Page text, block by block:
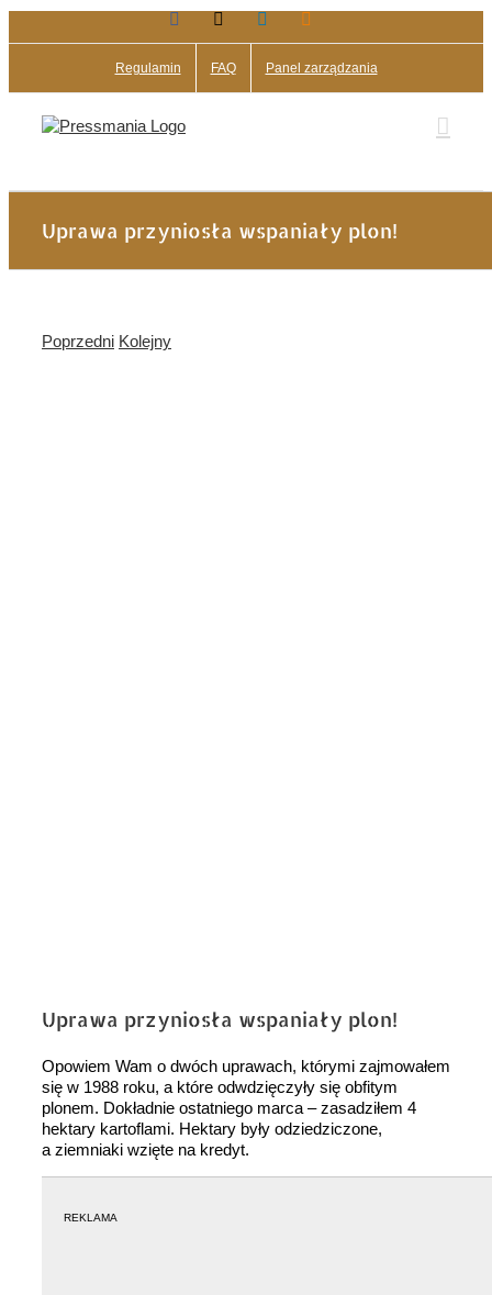
do
Facebook LinkedIn
Regulamin FAQ Panel zarządzania
Uprawa przyniosła wspaniały plon!
Poprzedni Kolejny
Uprawa przyniosła wspaniały plon!
Opowiem Wam o dwóch uprawach, którymi zajmowałem
się w 1988 roku, a które odwdzięczyły się obfitym
plonem. Dokładnie ostatniego marca – zasadziłem 4
hektary kartoflami. Hektary były odziedziczone,
a ziemniaki wzięte na kredyt.
REKLAMA